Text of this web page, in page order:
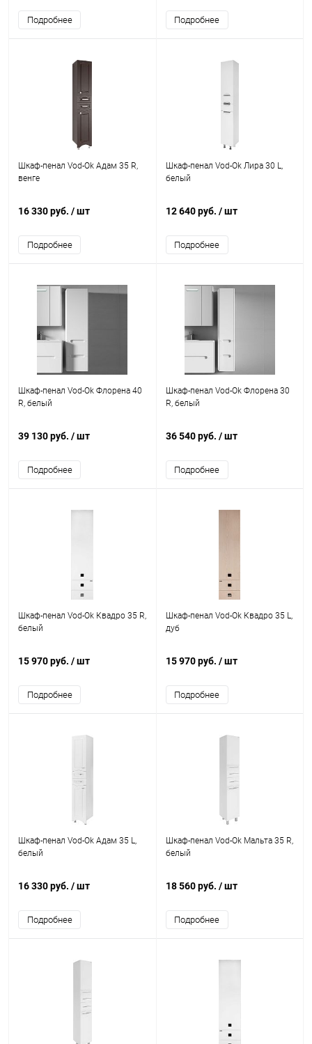
Подробнее Подробнее
Шкаф-пенал Vod-Ok Адам 35 R,
венге
16 330 руб. / шт
Подробнее
Шкаф-пенал Vod-Ok Лира 30 L,
белый
12 640 руб. / шт
Подробнее
Шкаф-пенал Vod-Ok Флорена 40
R, белый
39 130 руб. / шт
Подробнее
Шкаф-пенал Vod-Ok Флорена 30
R, белый
36 540 руб. / шт
Подробнее
Шкаф-пенал Vod-Ok Квадро 35 R,
белый
15 970 руб. / шт
Подробнее
Шкаф-пенал Vod-Ok Квадро 35 L,
дуб
15 970 руб. / шт
Подробнее
Шкаф-пенал Vod-Ok Адам 35 L,
белый
16 330 руб. / шт
Подробнее
Шкаф-пенал Vod-Ok Мальта 35 R,
белый
18 560 руб. / шт
Подробнее